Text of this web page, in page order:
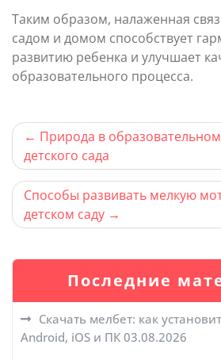
Таким образом, налаженная
садом и домом способствует
развитию ребенка и улучшает
образовательного процесса.
Навигация
по
записям
Природа в
детского сада
Способы развивать мелкую
детском саду
Последние
Скачать мелбет: как
Android, iOS и ПК 03.08.2026